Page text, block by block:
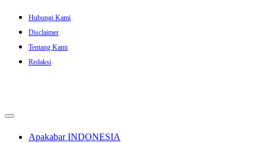
Skip
content
Hubungi Kami
Disclaimer
Tentang Kami
Redaksi
Apakabar INDONESIA